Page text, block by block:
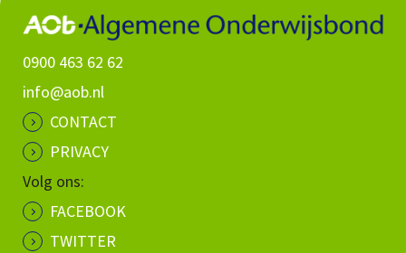
0900 463 62 62
info@aob.nl
CONTACT
PRIVACY
Volg ons:
FACEBOOK
TWITTER